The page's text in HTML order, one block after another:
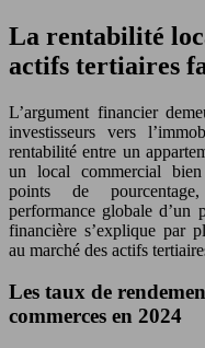
La rentabilité
actifs tertiaires
L’argument financier
investisseurs vers
rentabilité entre un
un local commercial bien
points de
performance globale d’un
financière s’explique par
au marché des actifs
Les taux de
commerces en 2024